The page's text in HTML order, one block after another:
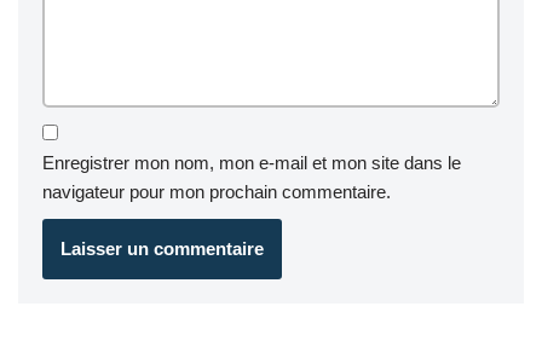
Enregistrer mon nom, mon e-mail et mon site dans le
navigateur pour mon prochain commentaire.